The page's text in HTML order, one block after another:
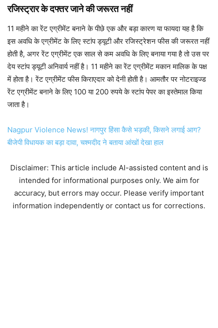
रजिस्ट्रार के दफ्तर जाने की जरूरत नहीं
11 महीने का रेंट एग्रीमेंट बनाने के पीछे एक और बड़ा कारण या फायदा यह है कि
इस अवधि के एग्रीमेंट के लिए स्टांप ड्यूटी और रजिस्ट्रेशन फीस की जरूरत नहीं
होती है, अगर रेंट एग्रीमेंट एक साल से कम अवधि के लिए बनाया गया है तो उस पर
देय स्टांप ड्यूटी अनिवार्य नहीं है। 11 महीने का रेंट एग्रीमेंट मकान मालिक के पक्ष
में होता है। रेंट एग्रीमेंट फीस किराएदार को देनी होती है। आमतौर पर नोटराइज्ड
रेंट एग्रीमेंट बनाने के लिए 100 या 200 रुपये के स्टांप पेपर का इस्तेमाल किया
जाता है।
Nagpur Violence News! नागपुर हिंसा कैसे भड़की, किसने लगाई आग?
बीजेपी विधायक का बड़ा दावा, चश्मदीद ने बताया आंखों देखा हाल
Disclaimer: This article include AI-assisted content and is
intended for informational purposes only. We aim for
accuracy, but errors may occur. Please verify important
information independently or contact us for corrections.